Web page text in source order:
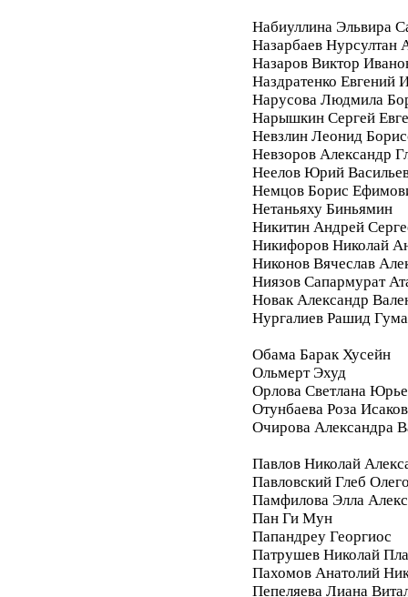
Набиуллина Эльвира
Назарбаев Нурсултан
Назаров Виктор
Наздратенко Евгений
Нарусова Людмила
Нарышкин Сергей
Невзлин Леонид
Невзоров Александр
Неелов Юрий
Немцов Борис
Нетаньяху Биньямин
Никитин Андрей
Никифоров Николай
Никонов Вячеслав
Ниязов Сапармурат
Новак Александр
Нургалиев Рашид
Обама Барак Хусейн
Ольмерт Эхуд
Орлова Светлана
Отунбаева Роза
Очирова Александра
Павлов Николай
Павловский Глеб
Памфилова Элла
Пан Ги Мун
Папандреу Георгиос
Патрушев Николай
Пахомов Анатолий
Пепеляева Лиана